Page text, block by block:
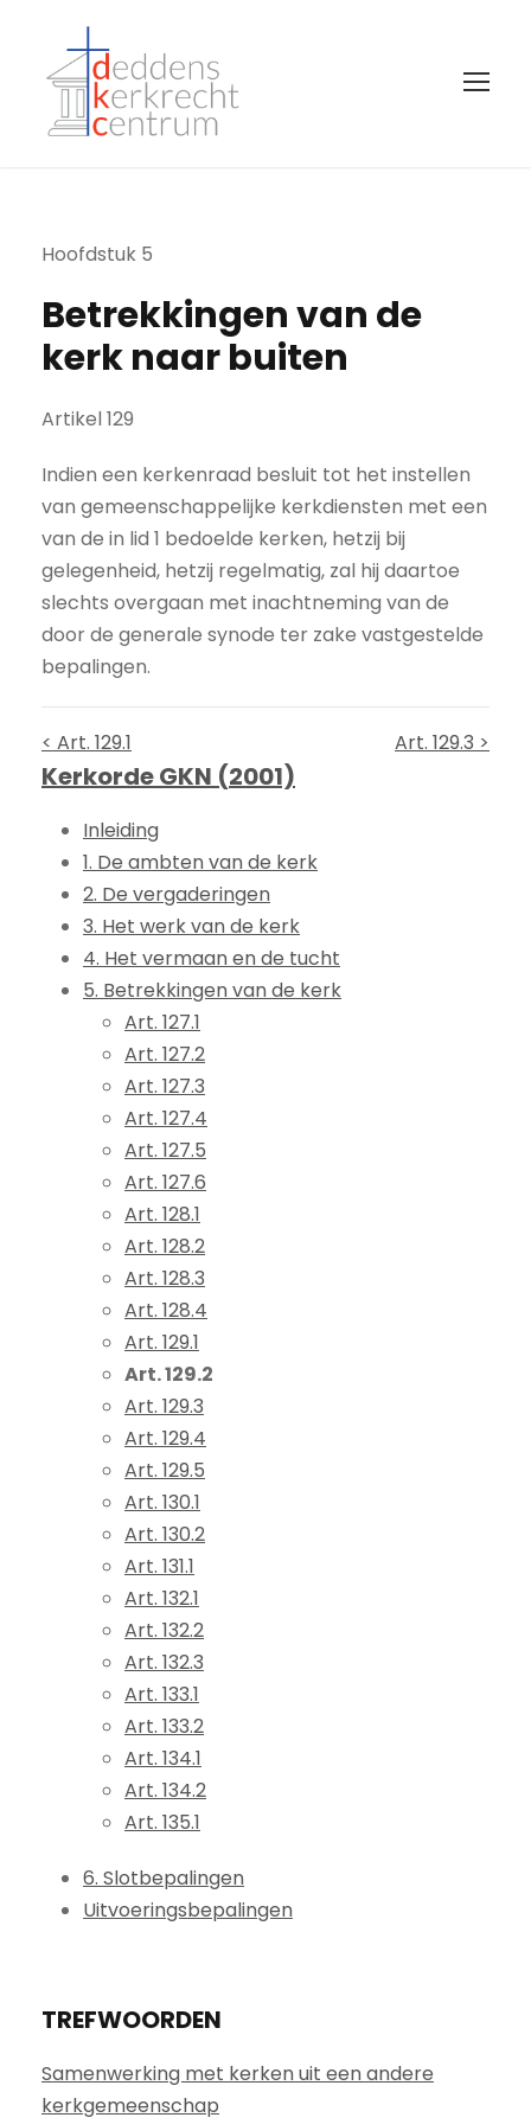
Hoofdstuk 5
Betrekkingen van de
kerk naar buiten
Artikel 129
Indien een kerkenraad besluit tot het instellen
van gemeenschappelijke kerkdiensten met een
van de in lid 1 bedoelde kerken, hetzij bij
gelegenheid, hetzij regelmatig, zal hij daartoe
slechts overgaan met inachtneming van de
door de generale synode ter zake vastgestelde
bepalingen.
< Art. 129.1 Art. 129.3 >
Kerkorde GKN (2001)
Inleiding
1. De ambten van de kerk
2. De vergaderingen
3. Het werk van de kerk
4. Het vermaan en de tucht
5. Betrekkingen van de kerk
Art. 127.1
Art. 127.2
Art. 127.3
Art. 127.4
Art. 127.5
Art. 127.6
Art. 128.1
Art. 128.2
Art. 128.3
Art. 128.4
Art. 129.1
Art. 129.2
Art. 129.3
Art. 129.4
Art. 129.5
Art. 130.1
Art. 130.2
Art. 131.1
Art. 132.1
Art. 132.2
Art. 132.3
Art. 133.1
Art. 133.2
Art. 134.1
Art. 134.2
Art. 135.1
6. Slotbepalingen
Uitvoeringsbepalingen
TREFWOORDEN
Samenwerking met kerken uit een andere
kerkgemeenschap